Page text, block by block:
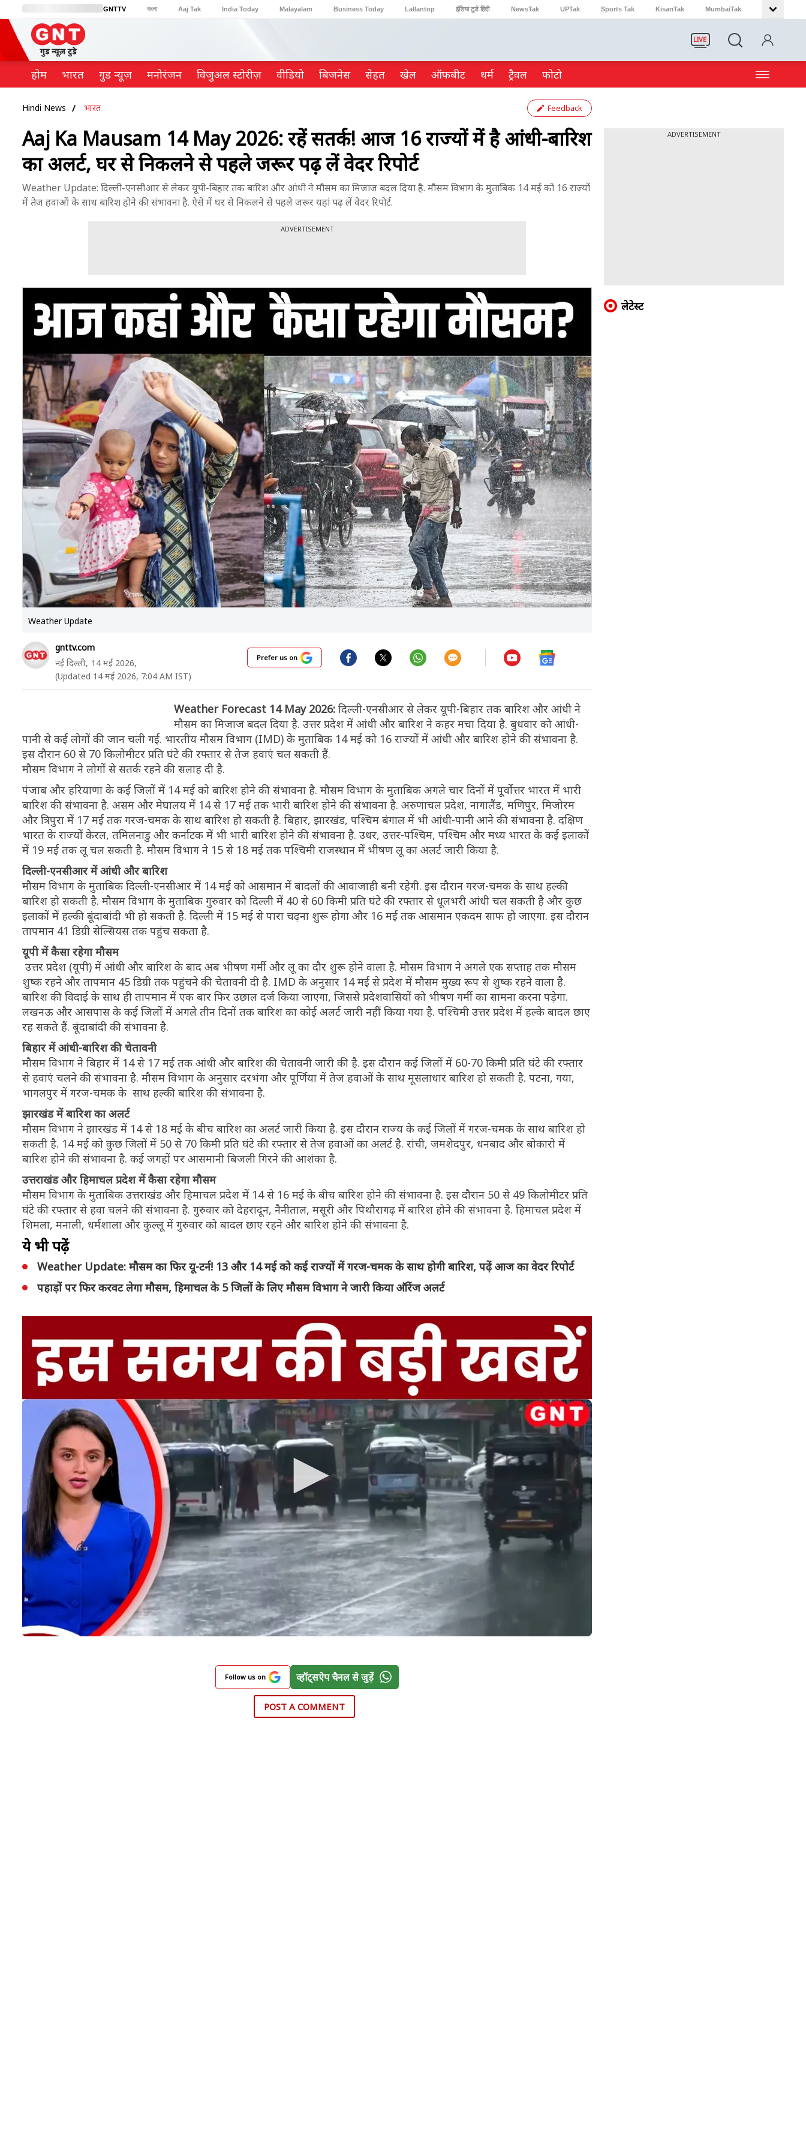
GNTTV বাংলা Aaj Tak India Today Malayalam Business Today Lallantop इंडिया टुडे हिंदी NewsTak UPTak Sports Tak KisanTak MumbaiTak
BT Bazaar Cosmopolitan
LIVE
होम भारत गुड न्यूज़ मनोरंजन विजुअल स्टोरीज़ वीडियो ब‍िजनेस सेहत खेल ऑफबीट धर्म ट्रैवल फोटो
Hindi News भारत Feedback
Aaj Ka Mausam 14 May 2026: रहें सतर्क! आज 16 राज्यों में है आंधी-बारिश
का अलर्ट, घर से निकलने से पहले जरूर पढ़ लें वेदर रिपोर्ट
Weather Update: दिल्ली-एनसीआर से लेकर यूपी-बिहार तक बारिश और आंधी ने मौसम का मिजाज बदल दिया है. मौसम विभाग के मुताबिक 14 मई को 16 राज्यों
में तेज हवाओं के साथ बारिश होने की संभावना है. ऐसे में घर से निकलने से पहले जरूर यहां पढ़ लें वेदर रिपोर्ट.
ADVERTISEMENT
Weather Update
gnttv.com
नई दिल्ली, 14 मई 2026,
(Updated 14 मई 2026, 7:04 AM IST)
Prefer us on
Weather Forecast 14 May 2026: दिल्ली-एनसीआर से लेकर यूपी-बिहार तक बारिश और आंधी ने
मौसम का मिजाज बदल दिया है. उत्तर प्रदेश में आंधी और बारिश ने कहर मचा दिया है. बुधवार को आंधी-
पानी से कई लोगों की जान चली गई. भारतीय मौसम विभाग (IMD) के मुताबिक 14 मई को 16 राज्यों में आंधी और बारिश होने की संभावना है.
इस दौरान 60 से 70 किलोमीटर प्रति घंटे की रफ्तार से तेज हवाएं चल सकती हैं.
मौसम विभाग ने लोगों से सतर्क रहने की सलाह दी है.
पंजाब और हरियाणा के कई जिलों में 14 मई को बारिश होने की संभावना है. मौसम विभाग के मुताबिक अगले चार दिनों में पू्र्वोत्तर भारत में भारी
बारिश की संभावना है. असम और मेघालय में 14 से 17 मई तक भारी बारिश होने की संभावना है. अरुणाचल प्रदेश, नागालैंड, मणिपुर, मिजोरम
और त्रिपुरा में 17 मई तक गरज-चमक के साथ बारिश हो सकती है. बिहार, झारखंड, पश्चिम बंगाल में भी आंधी-पानी आने की संभावना है. दक्षिण
भारत के राज्यों केरल, तमिलनाडु और कर्नाटक में भी भारी बारिश होने की संभावना है. उधर, उत्तर-पश्चिम, पश्चिम और मध्य भारत के कई इलाकों
में 19 मई तक लू चल सकती है. मौसम विभाग ने 15 से 18 मई तक पश्चिमी राजस्थान में भीषण लू का अलर्ट जारी किया है.
दिल्ली-एनसीआर में आंधी और बारिश
मौसम विभाग के मुताबिक दिल्ली-एनसीआर में 14 मई को आसमान में बादलों की आवाजाही बनी रहेगी. इस दौरान गरज-चमक के साथ हल्की
बारिश हो सकती है. मौसम विभाग के मुताबिक गुरुवार को दिल्ली में 40 से 60 किमी प्रति घंटे की रफ्तार से धूलभरी आंधी चल सकती है और कुछ
इलाकों में हल्की बूंदाबांदी भी हो सकती है. दिल्ली में 15 मई से पारा चढ़ना शुरू होगा और 16 मई तक आसमान एकदम साफ हो जाएगा. इस दौरान
तापमान 41 डिग्री सेल्सियस तक पहुंच सकता है.
यूपी में कैसा रहेगा मौसम
उत्तर प्रदेश (यूपी) में आंधी और बारिश के बाद अब भीषण गर्मी और लू का दौर शुरू होने वाला है. मौसम विभाग ने अगले एक सप्ताह तक मौसम
शुष्क रहने और तापमान 45 डिग्री तक पहुंचने की चेतावनी दी है. IMD के अनुसार 14 मई से प्रदेश में मौसम मुख्य रूप से शुष्क रहने वाला है.
बारिश की विदाई के साथ ही तापमान में एक बार फिर उछाल दर्ज किया जाएगा, जिससे प्रदेशवासियों को भीषण गर्मी का सामना करना पड़ेगा.
लखनऊ और आसपास के कई जिलों में अगले तीन दिनों तक बारिश का कोई अलर्ट जारी नहीं किया गया है. पश्चिमी उत्तर प्रदेश में हल्के बादल छाए
रह सकते हैं. बूंदाबांदी की संभावना है.
बिहार में आंधी-बारिश की चेतावनी
मौसम विभाग ने बिहार में 14 से 17 मई तक आंधी और बारिश की चेतावनी जारी की है. इस दौरान कई जिलों में 60-70 किमी प्रति घंटे की रफ्तार
से हवाएं चलने की संभावना है. मौसम विभाग के अनुसार दरभंगा और पूर्णिया में तेज हवाओं के साथ मूसलाधार बारिश हो सकती है. पटना, गया,
भागलपुर में गरज-चमक के साथ हल्की बारिश की संभावना है.
झारखंड में बारिश का अलर्ट
मौसम विभाग ने झारखंड में 14 से 18 मई के बीच बारिश का अलर्ट जारी किया है. इस दौरान राज्य के कई जिलों में गरज-चमक के साथ बारिश हो
सकती है. 14 मई को कुछ जिलों में 50 से 70 किमी प्रति घंटे की रफ्तार से तेज हवाओं का अलर्ट है. रांची, जमशेदपुर, धनबाद और बोकारो में
बारिश होने की संभावना है. कई जगहों पर आसमानी बिजली गिरने की आशंका है.
उत्तराखंड और हिमाचल प्रदेश में कैसा रहेगा मौसम
मौसम विभाग के मुताबिक उत्तराखंड और हिमाचल प्रदेश में 14 से 16 मई के बीच बारिश होने की संभावना है. इस दौरान 50 से 49 किलोमीटर प्रति
घंटे की रफ्तार से हवा चलने की संभावना है. गुरुवार को देहरादून, नैनीताल, मसूरी और पिथौरागढ़ में बारिश होने की संभावना है. हिमाचल प्रदेश में
शिमला, मनाली, धर्मशाला और कुल्लू में गुरुवार को बादल छाए रहने और बारिश होने की संभावना है.
ये भी पढ़ें
Weather Update: मौसम का फिर यू-टर्न! 13 और 14 मई को कई राज्यों में गरज-चमक के साथ होगी बारिश, पढ़ें आज का वेदर रिपोर्ट
पहाड़ों पर फिर करवट लेगा मौसम, हिमाचल के 5 जिलों के लिए मौसम विभाग ने जारी किया ऑरेंज अलर्ट
Follow us on व्हॉट्सऐप चैनल से जुड़ें
POST A COMMENT
ADVERTISEMENT
लेटेस्ट